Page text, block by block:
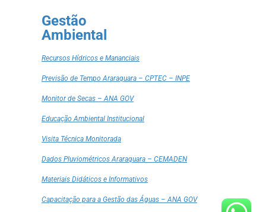
Gestão
Ambiental
Recursos Hídricos e Mananciais
Previsão de Tempo Araraquara – CPTEC – INPE
Monitor de Secas – ANA GOV
Educação Ambiental Institucional
Visita Técnica Monitorada
Dados Pluviométricos Araraquara – CEMADEN
Materiais Didáticos e Informativos
Capacitação para a Gestão das Águas – ANA GOV